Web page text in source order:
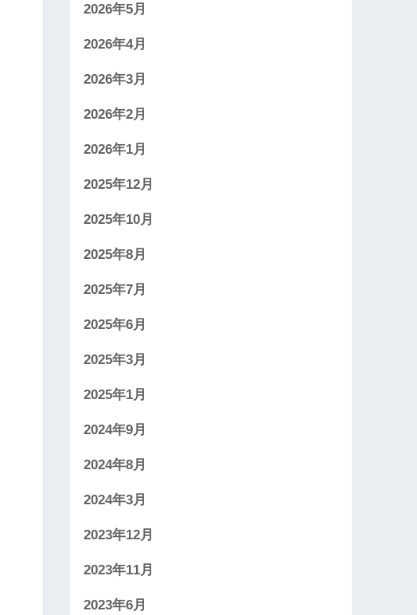
2026年5月
2026年4月
2026年3月
2026年2月
2026年1月
2025年12月
2025年10月
2025年8月
2025年7月
2025年6月
2025年3月
2025年1月
2024年9月
2024年8月
2024年3月
2023年12月
2023年11月
2023年6月